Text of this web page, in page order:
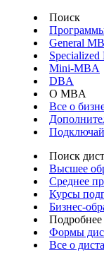
Поиск
General
Mini-MBA
DBA
О MBA
Все о
Поиск
Высшее
Среднее
Курсы
Бизнес-
Подробнее
Формы
Все о